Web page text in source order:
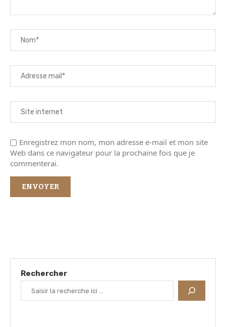
Enregistrez mon nom, mon adresse e-mail et mon site
Web dans ce navigateur pour la prochaine fois que je
commenterai.
Rechercher